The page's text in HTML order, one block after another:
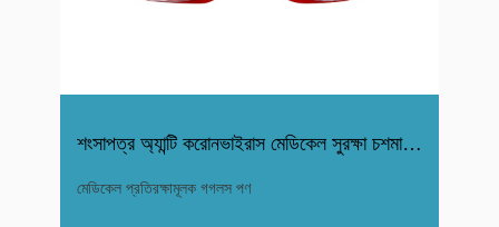
শংসাপত্র অ্যান্টি করোনভাইরাস মেডিকেল সুরক্ষা চশমা চশমা
মেডিকেল প্রতিরক্ষামূলক গগলস পণ